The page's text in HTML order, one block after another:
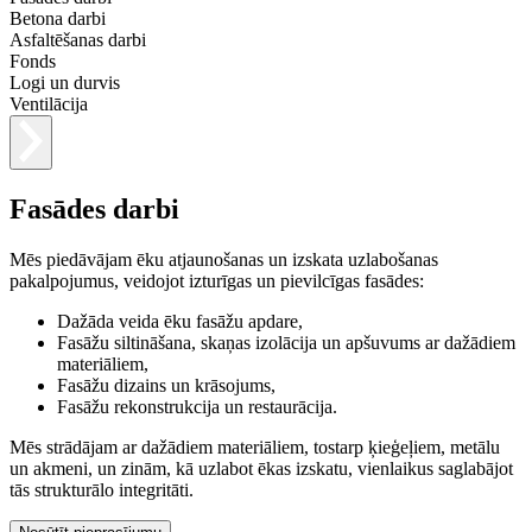
Betona darbi
Asfaltēšanas darbi
Fonds
Logi un durvis
Ventilācija
Fasādes darbi
Mēs piedāvājam ēku atjaunošanas un izskata uzlabošanas
pakalpojumus, veidojot izturīgas un pievilcīgas fasādes:
Dažāda veida ēku fasāžu apdare,
Fasāžu siltināšana, skaņas izolācija un apšuvums ar dažādiem
materiāliem,
Fasāžu dizains un krāsojums,
Fasāžu rekonstrukcija un restaurācija.
Mēs strādājam ar dažādiem materiāliem, tostarp ķieģeļiem, metālu
un akmeni, un zinām, kā uzlabot ēkas izskatu, vienlaikus saglabājot
tās strukturālo integritāti.